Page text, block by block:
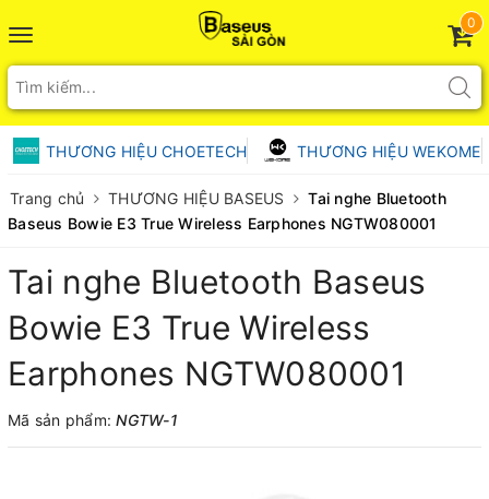
Toggle
navigation
0
THƯƠNG HIỆU CHOETECH THƯƠNG HIỆU WEKOME
Trang chủ THƯƠNG HIỆU BASEUS
Tai nghe Bluetooth
Baseus Bowie E3 True Wireless Earphones NGTW080001
Tai nghe Bluetooth Baseus
Bowie E3 True Wireless
Earphones NGTW080001
Mã sản phẩm:NGTW-1